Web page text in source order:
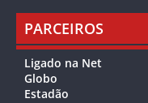
PARCEIROS
Ligado na Net
Globo
Estadão